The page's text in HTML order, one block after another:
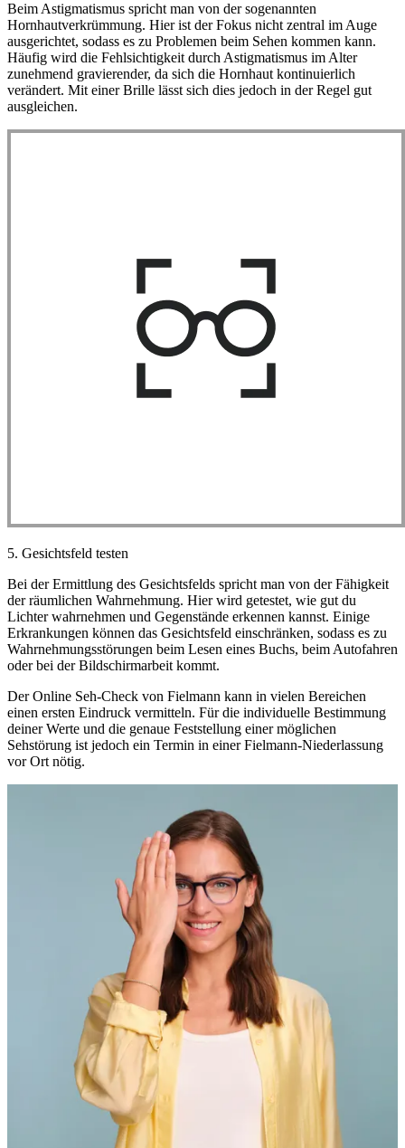
Beim Astigmatismus spricht man von der sogenannten
Hornhautverkrümmung. Hier ist der Fokus nicht zentral im Auge
ausgerichtet, sodass es zu Problemen beim Sehen kommen kann.
Häufig wird die Fehlsichtigkeit durch Astigmatismus im Alter
zunehmend gravierender, da sich die Hornhaut kontinuierlich
verändert. Mit einer Brille lässt sich dies jedoch in der Regel gut
ausgleichen.
5. Gesichtsfeld testen
Bei der Ermittlung des Gesichtsfelds spricht man von der Fähigkeit
der räumlichen Wahrnehmung. Hier wird getestet, wie gut du
Lichter wahrnehmen und Gegenstände erkennen kannst. Einige
Erkrankungen können das Gesichtsfeld einschränken, sodass es zu
Wahrnehmungsstörungen beim Lesen eines Buchs, beim Autofahren
oder bei der Bildschirmarbeit kommt.
Der Online Seh-Check von Fielmann kann in vielen Bereichen
einen ersten Eindruck vermitteln. Für die individuelle Bestimmung
deiner Werte und die genaue Feststellung einer möglichen
Sehstörung ist jedoch ein Termin in einer Fielmann-Niederlassung
vor Ort nötig.